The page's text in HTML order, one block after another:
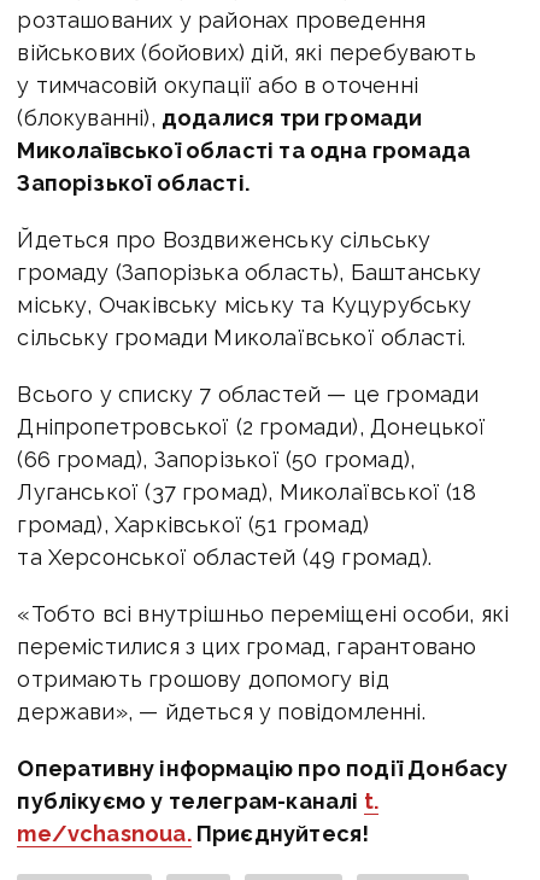
розташованих у районах проведення
військових (бойових) дій, які перебувають
у тимчасовій окупації або в оточенні
(блокуванні), додалися три громади
Миколаївської області та одна громада
Запорізької області.
Йдеться про Воздвиженську сільську
громаду (Запорізька область), Баштанську
міську, Очаківську міську та Куцурубську
сільську громади Миколаївської області.
Всього у списку 7 областей — це громади
Дніпропетровської (2 громади), Донецької
(66 громад), Запорізької (50 громад),
Луганської (37 громад), Миколаївської (18
громад), Харківської (51 громад)
та Херсонської областей (49 громад).
«Тобто всі внутрішньо переміщені особи, які
перемістилися з цих громад, гарантовано
отримають грошову допомогу від
держави», — йдеться у повідомленні.
Оперативну інформацію про події Донбасу
публікуємо у телеграм-каналі t.
me/vchasnoua.Приєднуйтеся!